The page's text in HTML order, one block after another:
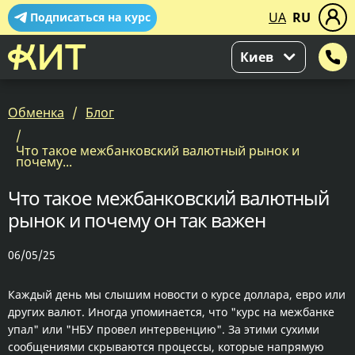
Подписаться на курс UA RU
Киев
Обменка Блог
Что такое межбанковский валютный рынок и
почему...
Что такое межбанковский валютный
рынок и почему он так важен
06/05/25
Каждый день мы слышим новости о курсе доллара, евро или
других валют. Иногда упоминается, что "курс на межбанке
упал" или "НБУ провел интервенцию". За этими сухими
сообщениями скрываются процессы, которые напрямую